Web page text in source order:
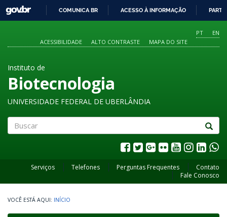
O
CONTEÚDO
GOVBR
COMUNICA BR ACESSO À INFORMAÇÃO
PT
EN
ACESSIBILIDADE
ALTO CONTRASTE MAPA DO SITE
Instituto de
Biotecnologia
UNIVERSIDADE FEDERAL DE UBERLÂNDIA
Serviços Telefones Perguntas Frequentes
Contato
Fale Conosco
INÍCIO